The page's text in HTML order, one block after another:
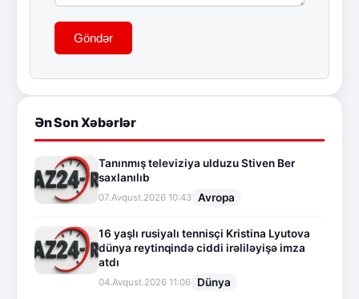
Göndər
Ən Son Xəbərlər
Tanınmış televiziya ulduzu Stiven Ber
saxlanılıb
07.Avqust.2026 10:43 Avropa
16 yaşlı rusiyalı tennisçi Kristina Lyutova
dünya reytinqində ciddi irəliləyişə imza
atdı
04.Avqust.2026 11:06 Dünya